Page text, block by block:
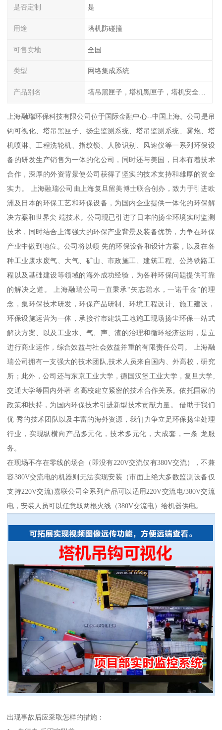
是否定制 是
用途 塔机防碰撞
可售卖地 全国
类型 网络集成系统
产品别名 塔吊黑匣子，塔机黑匣子，塔机安全管理系统
上海融瑞环保科技有限公司位于国际金融中心--中国上海。公司是吊
钩可视化、塔吊黑匣子、扬尘监测系统、塔吊监测系统、雾炮、塔
机喷淋、工程洗轮机、指纹锁、人脸识别、风速仪等一系列环保设
备的研发生产销售为一体的化公司，同时还与美国，日本有着技术
合作，深厚的外资背景使公司获得了坚实的技术支持和雄厚的资金
实力。 上海融瑞公司由上海复旦留美博士联合创办，致力于引进欧
洲及日本的环保工艺和环保设备，为国内企业提供一体化的环保解
决方案和世界尖 端技术。公司现已引进了日本的扬尘环境实时监测
技术，同时结合上海强大的环保产业背景及装备优势，力争在环保
产业中做到地位。公司将以领 先的环保设备和设计方案，以及在各
种工业废水废气、大气、矿山、市政施工、建筑工程、公路铁路工
程以及基础建设等领域的海外成功经验，为各种环保问题提供可靠
的解决之道。 上海融瑞公司一直秉承“矢志碧水，一诺千金”的理
念，集环保技术研发，环保产品研制、环境工程设计、施工建设，
环保设施运营为一体，承接省市建筑工地施工现场扬尘环保一站式
解决方案、以及工业水、气、声、渣的治理和循环经济运用，是立
进行商业运作，综合效益与社会效益并重的有限责任公司。 上海融
瑞公司拥有一支强大的技术团队,技术人员来自国内、外高校，研究
所；此外，公司还与东京工业大学，德国汉堡工业大学，复旦大学,
交通大学等国内外著 名高校建立紧密的技术合作关系。依托国家的
政策和扶持，为国内环保技术引进新型技术贡献力量。 借助于我们
优 秀的技术团队以及丰富的海外资源，我们力争立足环保扬尘处理
行业，实现纵横向产品多元化，技术多元化，大成套，一条 龙服
务。
在现场不存在零线的场合（即没有220V交流仅有380V交流），不兼
容380V交流电的机器则无法实现安装（市面上绝大多数监测设备仅
支持220V交流)嘉联公司全系列产品可以适用220V交流电/380V交流
电，安装人员可以任意取两根火线（380V交流电）给机器供电。
出现事故后应采取怎样的措施：